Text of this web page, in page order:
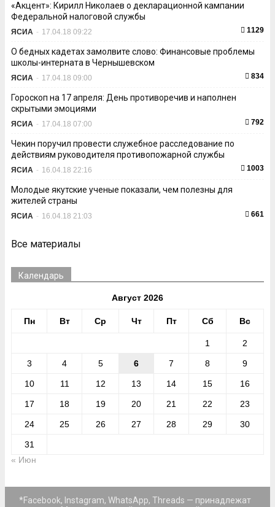
«Акцент»: Кирилл Николаев о декларационной кампании
Федеральной налоговой службы
ЯСИА - 17.04.18 09:22 1129
О бедных кадетах замолвите слово: Финансовые проблемы
школы-интерната в Чернышевском
ЯСИА - 17.04.18 09:00 834
Гороскоп на 17 апреля: День противоречив и наполнен
скрытыми эмоциями
ЯСИА - 17.04.18 07:00 792
Чекин поручил провести служебное расследование по
действиям руководителя противопожарной службы
ЯСИА - 16.04.18 22:16 1003
Молодые якутские ученые показали, чем полезны для
жителей страны
ЯСИА - 16.04.18 21:03 661
Все материалы
Календарь
Август 2026
Пн Вт Ср Чт Пт Сб Вс
1 2
3 4 5 6 7 8 9
10 11 12 13 14 15 16
17 18 19 20 21 22 23
24 25 26 27 28 29 30
31
« Июн
*Facebook, Instagram, WhatsApp, Threads — принадлежат